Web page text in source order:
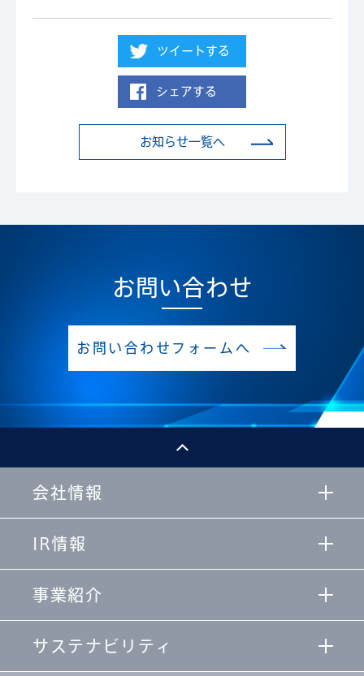
ツイートする
シェアする
お知らせ一覧へ
お問い合わせ
お問い合わせフォームへ
会社情報
IR情報
事業紹介
サステナビリティ